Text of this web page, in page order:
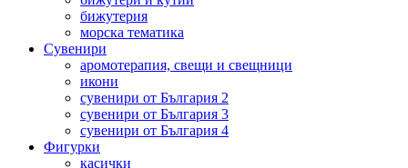
бижутерия
морска тематика
Сувенири
аромотерапия, свещи и свещници
икони
сувенири от България 2
сувенири от България 3
сувенири от България 4
Фигурки
касички